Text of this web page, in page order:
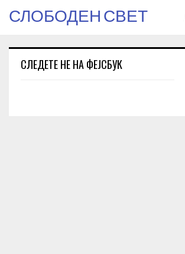
СЛОБОДЕН СВЕТ
СЛЕДЕТЕ НЕ НА ФЕЈСБУК